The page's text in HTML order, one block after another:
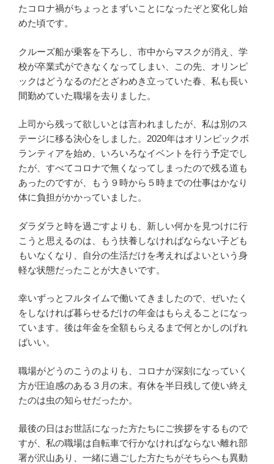
たコロナ禍がちょっとまずいことになったぞと変化し始
めた頃です。
クルーズ船が乗客を下ろし、市中からマスクが消え、学
校が卒業式ができなくなってしまい、この先、オリンピ
ックはどうなるのだとざわめき立っていた春、私も長い
間勤めていた職場を去りました。
上司から残って欲しいとは言われましたが、私は別のス
テージに移る決心をしました。2020年はオリンピックボ
ランティアを始め、いろいろなイベントを行う予定でし
たが、すべてコロナで無くなってしまったので残る道も
あったのですが、もう９時から５時までの仕事はかなり
体に負担がかかっていました。
ダラダラと時を過ごすよりも、新しい何かを見つけに行
こうと思えるのは、もう扶養しなければならない子ども
もいなくなり、自分の生活だけを考えればよいという身
軽な状態だったことが大きいです。
幸いずっとフルタイムで働いてきましたので、ぜいたく
をしなければ暮らせるだけの年金はもらえることになっ
ています。後は年金を全額もらえるまで何とかしのげれ
ばいい。
職場がどうのこうのよりも、コロナが深刻になっていく
方が圧迫感のある３月の末。有休を半日残して使い終え
たのは虫の知らせだったか。
最後の日はお世話になった方たちにご挨拶をするもので
すが、私の職場は自転車で行かなければならない離れ部
署が沢山あり、一緒に過ごした方たちがそちらへも異動